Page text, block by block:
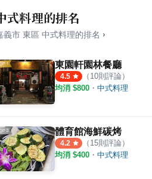
東市場魯熟肉
式料理的排名
義市 東區 中式料理的排名 ›
東園軒園林餐廳
4.5 （ 10則評論）
均消 $800 ・ 中式料理
體育館海鮮碳烤
4.2 （ 15則評論）
均消 $400 ・ 中式料理